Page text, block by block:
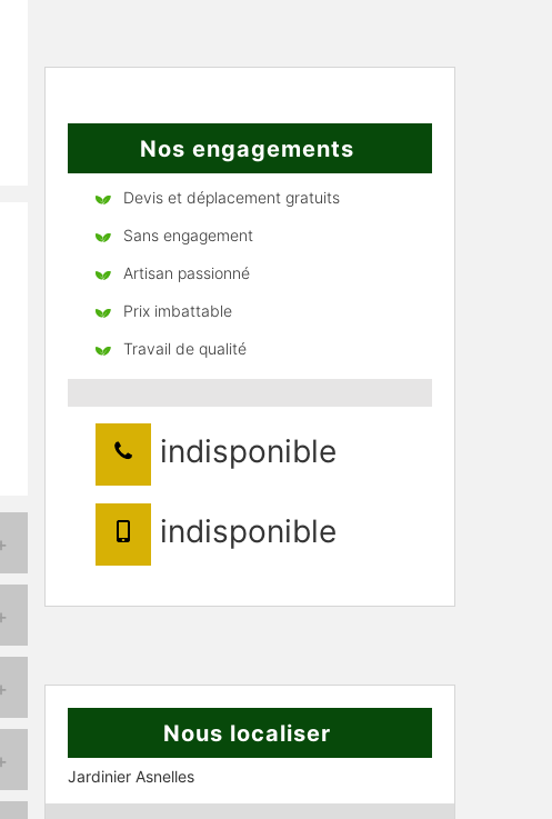
Nos engagements
Devis et déplacement gratuits
Sans engagement
Artisan passionné
Prix imbattable
Travail de qualité
indisponible
indisponible
Nous localiser
Jardinier Asnelles